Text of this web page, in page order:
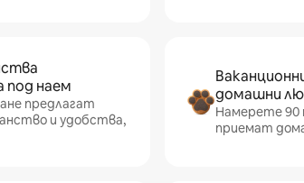
под наем
предлагат
и удобства,
домашни
Намерете 90
приемат